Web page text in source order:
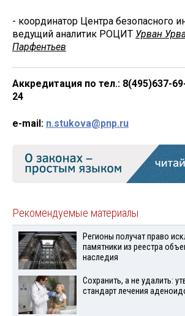
- координатор Центра безопасного
ведущий аналитик РОЦИТ Урван
Парфентьев
Аккредитация по тел.: 8(495)637-
24
e-mail: n.stukova@pnp.ru
Рекомендуемые материалы
Регионы получат право
памятники из реестра
наследия
Сохранить, а не удалить:
стандарт лечения